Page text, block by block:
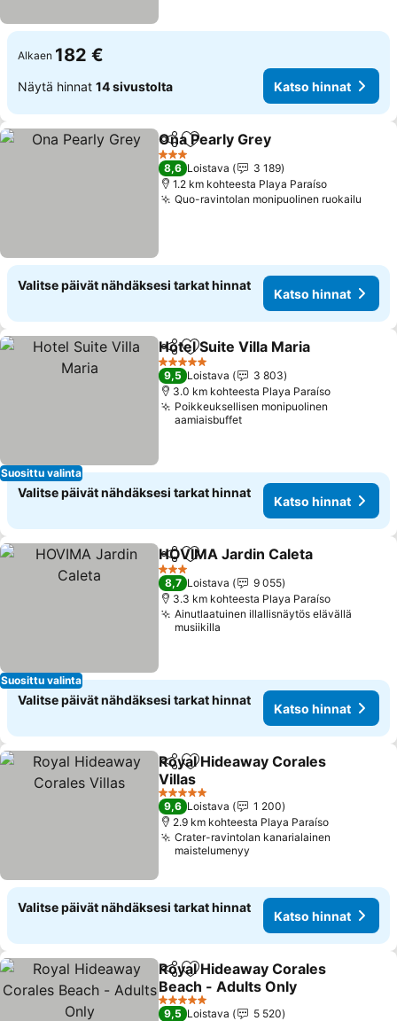
Alkaen 182 €
Näytä hinnat 14 sivustolta Katso hinnat
Jaa Lisää suosikkeihin
Ona Pearly Grey
3 Tähtiluokitus
8,6 Loistava
3 189
1.2 km kohteesta Playa Paraíso
Quo-ravintolan monipuolinen ruokailu
Valitse päivät nähdäksesi tarkat hinnat
Katso hinnat
Suosittu valinta
Jaa Lisää suosikkeihin
Hotel Suite Villa Maria
5 Tähtiluokitus
9,5 Loistava
3 803
3.0 km kohteesta Playa Paraíso
Poikkeuksellisen monipuolinen
aamiaisbuffet
Valitse päivät nähdäksesi tarkat hinnat
Katso hinnat
Suosittu valinta
Jaa Lisää suosikkeihin
HOVIMA Jardin Caleta
3 Tähtiluokitus
8,7 Loistava
9 055
3.3 km kohteesta Playa Paraíso
Ainutlaatuinen illallisnäytös elävällä
musiikilla
Valitse päivät nähdäksesi tarkat hinnat
Katso hinnat
Jaa Lisää suosikkeihin
Royal Hideaway Corales
Villas
5 Tähtiluokitus
9,6 Loistava
1 200
2.9 km kohteesta Playa Paraíso
Crater-ravintolan kanarialainen
maistelumenyy
Valitse päivät nähdäksesi tarkat hinnat
Katso hinnat
Jaa Lisää suosikkeihin
Royal Hideaway Corales
Beach - Adults Only
5 Tähtiluokitus
9,5 Loistava
5 520